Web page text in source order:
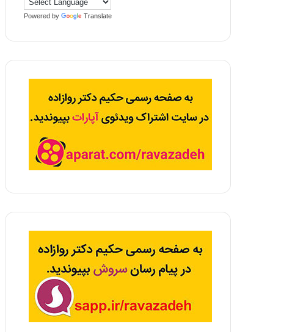
Powered by Translate